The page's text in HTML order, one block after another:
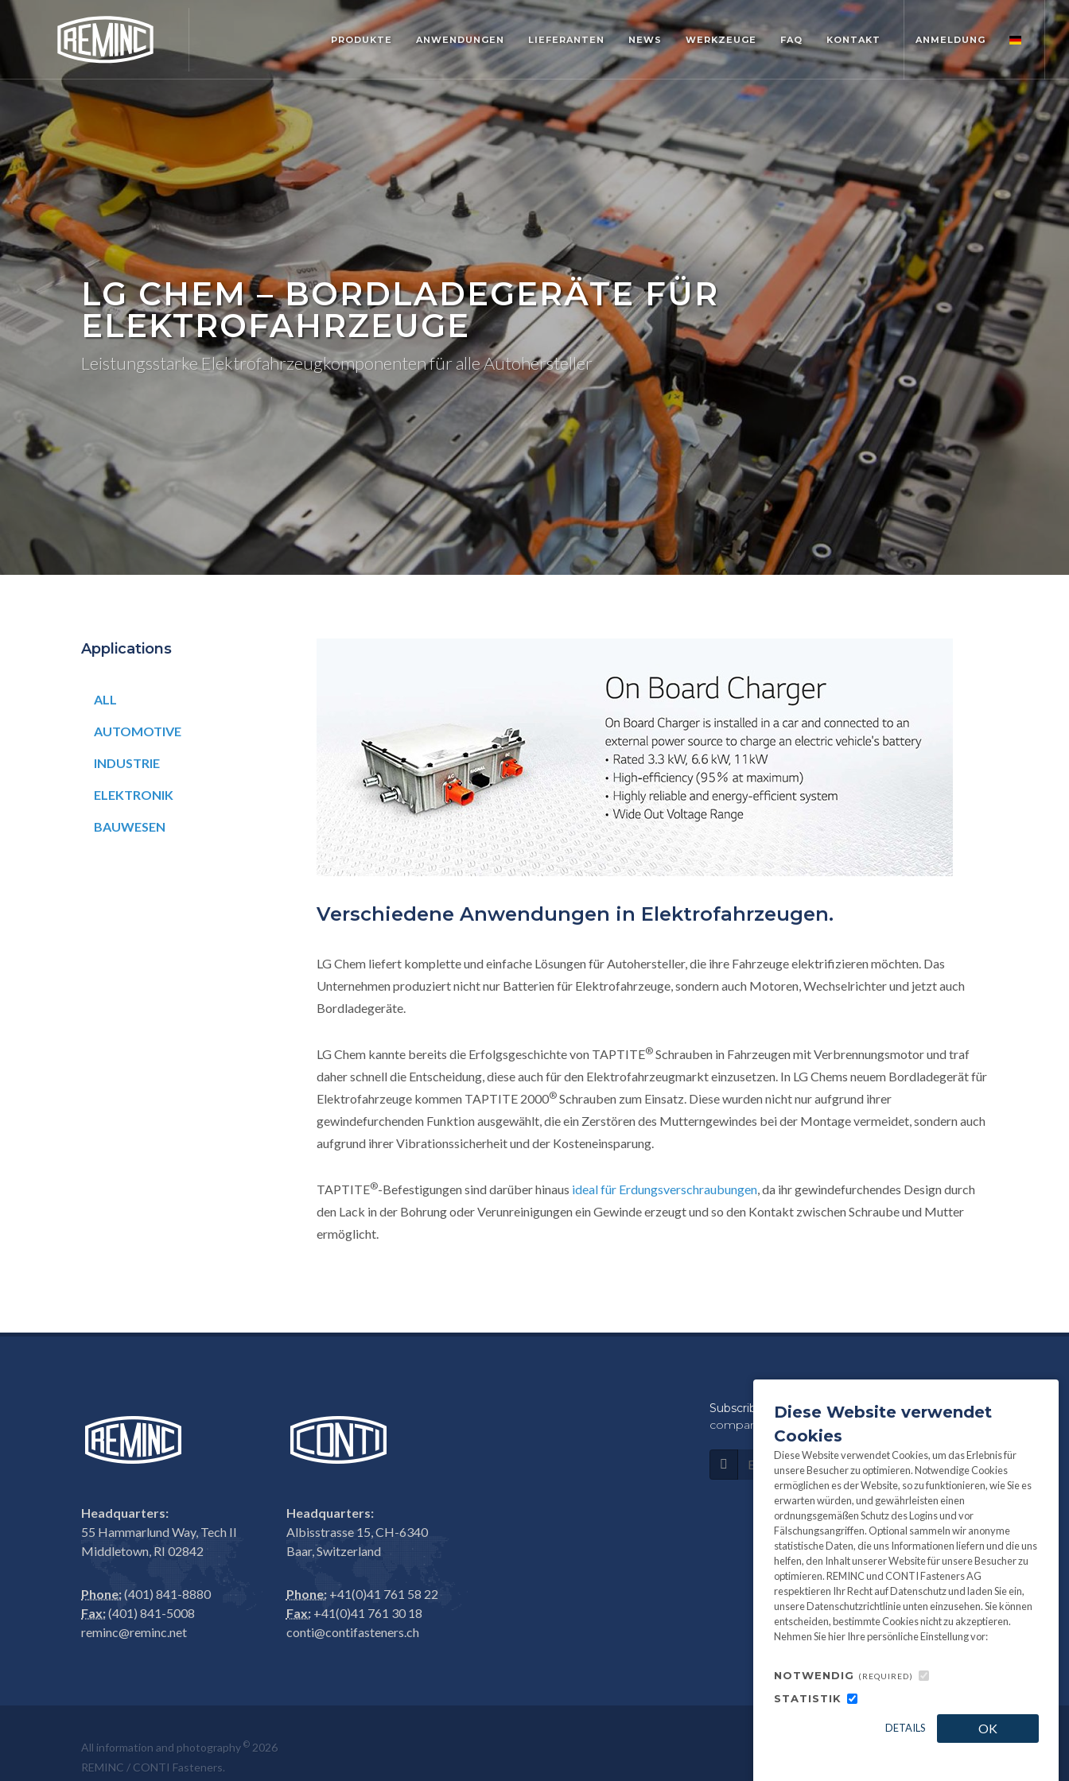
PRODUKTE ANWENDUNGEN LIEFERANTEN NEWS WERKZEUGE FAQ KONTAKT ANMELDUNG
LG CHEM – BORDLADEGERÄTE FÜR
ELEKTROFAHRZEUGE
Leistungsstarke Elektrofahrzeugkomponenten für alle Autohersteller
Verschiedene Anwendungen in Elektrofahrzeugen.
LG Chem liefert komplette und einfache Lösungen für Autohersteller, die ihre Fahrzeuge elektrifizieren möchten. Das
Unternehmen produziert nicht nur Batterien für Elektrofahrzeuge, sondern auch Motoren, Wechselrichter und jetzt auch
Bordladegeräte.
LG Chem kannte bereits die Erfolgsgeschichte von TAPTITE® Schrauben in Fahrzeugen mit Verbrennungsmotor und traf
daher schnell die Entscheidung, diese auch für den Elektrofahrzeugmarkt einzusetzen. In LG Chems neuem Bordladegerät für
Elektrofahrzeuge kommen TAPTITE 2000® Schrauben zum Einsatz. Diese wurden nicht nur aufgrund ihrer
gewindefurchenden Funktion ausgewählt, die ein Zerstören des Mutterngewindes bei der Montage vermeidet, sondern auch
aufgrund ihrer Vibrationssicherheit und der Kosteneinsparung.
TAPTITE®-Befestigungen sind darüber hinaus ideal für Erdungsverschraubungen, da ihr gewindefurchendes Design durch
den Lack in der Bohrung oder Verunreinigungen ein Gewinde erzeugt und so den Kontakt zwischen Schraube und Mutter
ermöglicht.
Applications
ALL
AUTOMOTIVE
INDUSTRIE
ELEKTRONIK
BAUWESEN
Headquarters:
55 Hammarlund Way, Tech II
Middletown, RI 02842
Phone:(401) 841-8880
Fax:(401) 841-5008
reminc@reminc.net
Headquarters:
Albisstrasse 15, CH-6340
Baar, Switzerland
Phone:+41(0)41 761 58 22
Fax:+41(0)41 761 30 18
conti@contifasteners.ch
Subscribe
to our newsletter for product and
company information:
Subscribe
All information and photography © 2026
REMINC / CONTI Fasteners.
Diese Website verwendet
Cookies
Diese Website verwendet Cookies, um das Erlebnis für
unsere Besucher zu optimieren. Notwendige Cookies
ermöglichen es der Website, so zu funktionieren, wie Sie es
erwarten würden, und gewährleisten einen
ordnungsgemäßen Schutz des Logins und vor
Fälschungsangriffen. Optional sammeln wir anonyme
statistische Daten, die uns Informationen liefern und die uns
helfen, den Inhalt unserer Website für unsere Besucher zu
optimieren. REMINC und CONTI Fasteners AG
respektieren Ihr Recht auf Datenschutz und laden Sie ein,
unsere Datenschutzrichtlinie unten einzusehen. Sie können
entscheiden, bestimmte Cookies nicht zu akzeptieren.
Nehmen Sie hier Ihre persönliche Einstellung vor:
NOTWENDIG (REQUIRED)
STATISTIK
DETAILS OK